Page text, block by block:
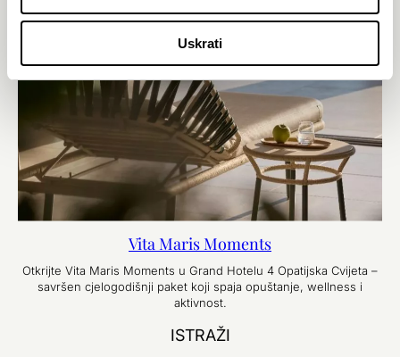
Uskrati
Vita Maris Moments
Otkrijte Vita Maris Moments u Grand Hotelu 4 Opatijska Cvijeta –
savršen cjelogodišnji paket koji spaja opuštanje, wellness i
aktivnost.
ISTRAŽI